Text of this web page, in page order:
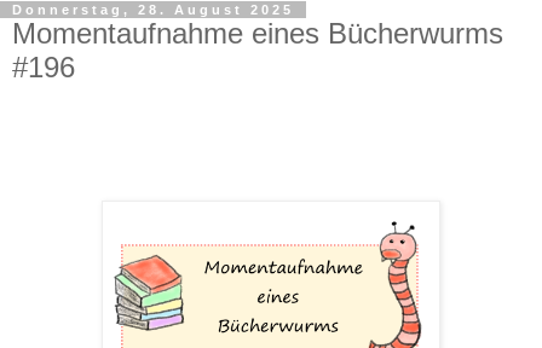
Donnerstag, 28. August 2025
Momentaufnahme eines Bücherwurms
#196